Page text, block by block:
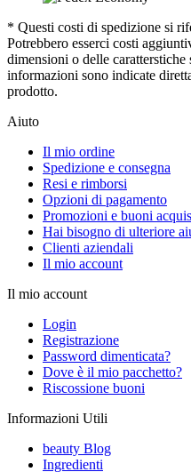
* Questi costi di spedizione si
Potrebbero esserci costi
dimensioni o delle
informazioni sono indicate
prodotto.
Aiuto
Il mio ordine
Spedizione e consegna
Resi e rimborsi
Opzioni di pagamento
Promozioni e buoni
Hai bisogno di ulteriore
Clienti aziendali
Il mio account
Il mio account
Login
Registrazione
Password dimenticata?
Dove è il mio pacchetto?
Riscossione buoni
Informazioni Utili
beauty Blog
Ingredienti